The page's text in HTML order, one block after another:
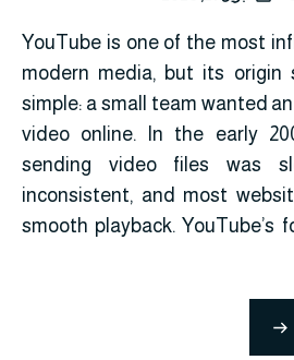
YouTube is one of the most
modern media, but its origin
simple: a small team wanted
video online. In the early
sending video files was
inconsistent, and most
smooth playback. YouTube’s